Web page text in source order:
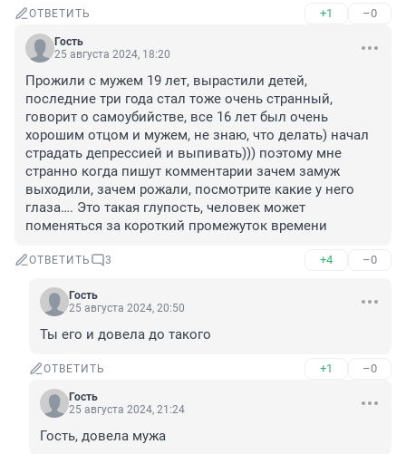
ОТВЕТИТЬ +1 –0
Гость
25 августа 2024, 18:20
Прожили с мужем 19 лет, вырастили детей,
последние три года стал тоже очень странный,
говорит о самоубийстве, все 16 лет был очень
хорошим отцом и мужем, не знаю, что делать) начал
страдать депрессией и выпивать))) поэтому мне
странно когда пишут комментарии зачем замуж
выходили, зачем рожали, посмотрите какие у него
глаза…. Это такая глупость, человек может
поменяться за короткий промежуток времени
ОТВЕТИТЬ 3 +4 –0
Гость
25 августа 2024, 20:50
Ты его и довела до такого
ОТВЕТИТЬ +1 –0
Гость
25 августа 2024, 21:24
Гость, довела мужа